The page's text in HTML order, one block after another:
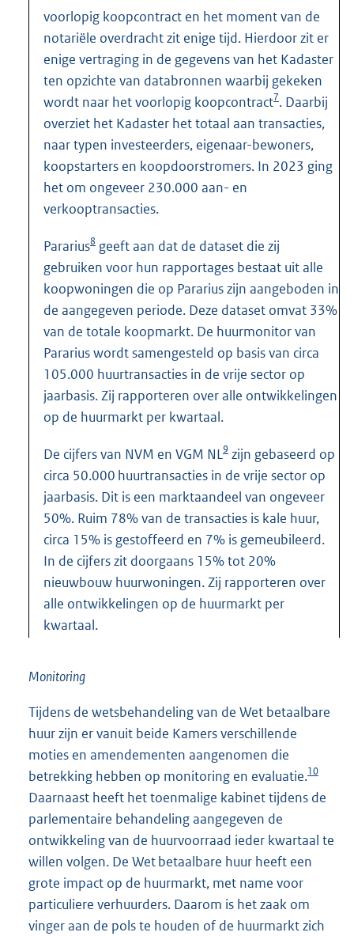
voorlopig koopcontract en het moment van de
notariële overdracht zit enige tijd. Hierdoor zit er
enige vertraging in de gegevens van het Kadaster
ten opzichte van databronnen waarbij gekeken
wordt naar het voorlopig koopcontract7. Daarbij
overziet het Kadaster het totaal aan transacties,
naar typen investeerders, eigenaar-bewoners,
koopstarters en koopdoorstromers. In 2023 ging
het om ongeveer 230.000 aan- en
verkooptransacties.
Pararius8 geeft aan dat de dataset die zij
gebruiken voor hun rapportages bestaat uit alle
koopwoningen die op Pararius zijn aangeboden in
de aangegeven periode. Deze dataset omvat 33%
van de totale koopmarkt. De huurmonitor van
Pararius wordt samengesteld op basis van circa
105.000 huurtransacties in de vrije sector op
jaarbasis. Zij rapporteren over alle ontwikkelingen
op de huurmarkt per kwartaal.
De cijfers van NVM en VGM NL9 zijn gebaseerd op
circa 50.000 huurtransacties in de vrije sector op
jaarbasis. Dit is een marktaandeel van ongeveer
50%. Ruim 78% van de transacties is kale huur,
circa 15% is gestoffeerd en 7% is gemeubileerd.
In de cijfers zit doorgaans 15% tot 20%
nieuwbouw huurwoningen. Zij rapporteren over
alle ontwikkelingen op de huurmarkt per
kwartaal.
Monitoring
Tijdens de wetsbehandeling van de Wet betaalbare
huur zijn er vanuit beide Kamers verschillende
moties en amendementen aangenomen die
betrekking hebben op monitoring en evaluatie.10
Daarnaast heeft het toenmalige kabinet tijdens de
parlementaire behandeling aangegeven de
ontwikkeling van de huurvoorraad ieder kwartaal te
willen volgen. De Wet betaalbare huur heeft een
grote impact op de huurmarkt, met name voor
particuliere verhuurders. Daarom is het zaak om
vinger aan de pols te houden of de huurmarkt zich